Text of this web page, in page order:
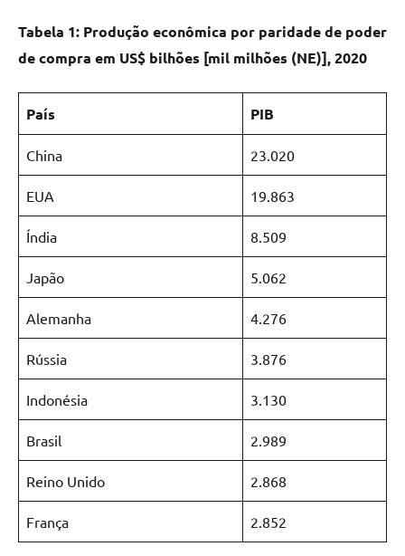
Tabela 1: Produção econômica por paridade de poder
de compra em US$ bilhões [mil milhões (NE)], 2020
País PIB
China 23.020
EUA 19.863
Índia 8.509
Japão 5.062
Alemanha 4.276
Rússia 3.876
Indonésia 3.130
Brasil 2.989
Reino Unido 2.868
França 2.852